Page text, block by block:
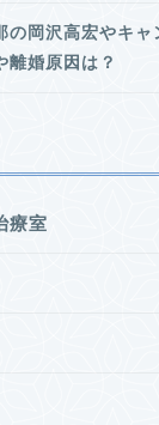
の岡沢高宏やキ
離婚原因は？
療室